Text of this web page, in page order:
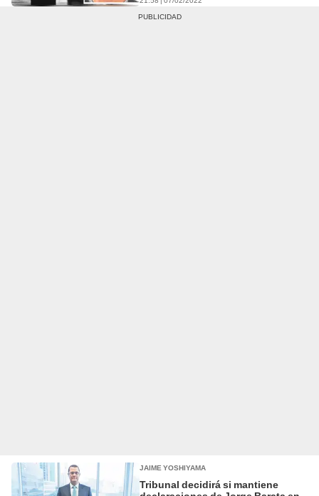
JAIME YOSHIYAMA
Tribunal decidirá si mantiene